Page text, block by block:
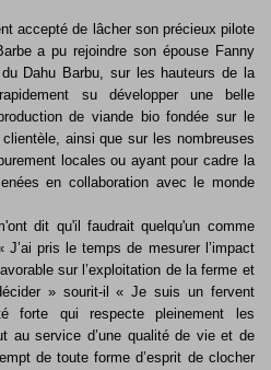
accepté de lâcher son précieux pilote
a pu rejoindre son épouse Fanny
Dahu Barbu, sur les hauteurs de la
su développer une belle
de viande bio fondée sur le
ainsi que sur les nombreuses
locales ou ayant pour cadre la
en collaboration avec le monde
dit qu'il faudrait quelqu'un comme
pris le temps de mesurer l’impact
sur l’exploitation de la ferme et
» sourit-il « Je suis un fervent
forte qui respecte pleinement les
au service d’une qualité de vie et de
de toute forme d’esprit de clocher